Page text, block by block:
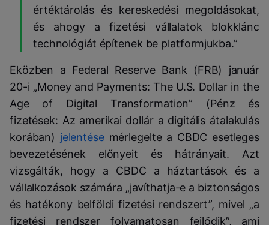
értéktárolás és kereskedési megoldásokat,
és ahogy a fizetési vállalatok blokklánc
technológiát építenek be platformjukba.”
Eközben a Federal Reserve Bank (FRB) január
20-i „Money and Payments: The U.S. Dollar in the
Age of Digital Transformation” (Pénz és
fizetések: Az amerikai dollár a digitális átalakulás
korában) jelentésemérlegelte a CBDC esetleges
bevezetésének előnyeit és hátrányait. Azt
vizsgálták, hogy a CBDC a háztartások és a
vállalkozások számára „javíthatja-e a biztonságos
és hatékony belföldi fizetési rendszert”, mivel „a
fizetési rendszer folyamatosan fejlődik”, ami